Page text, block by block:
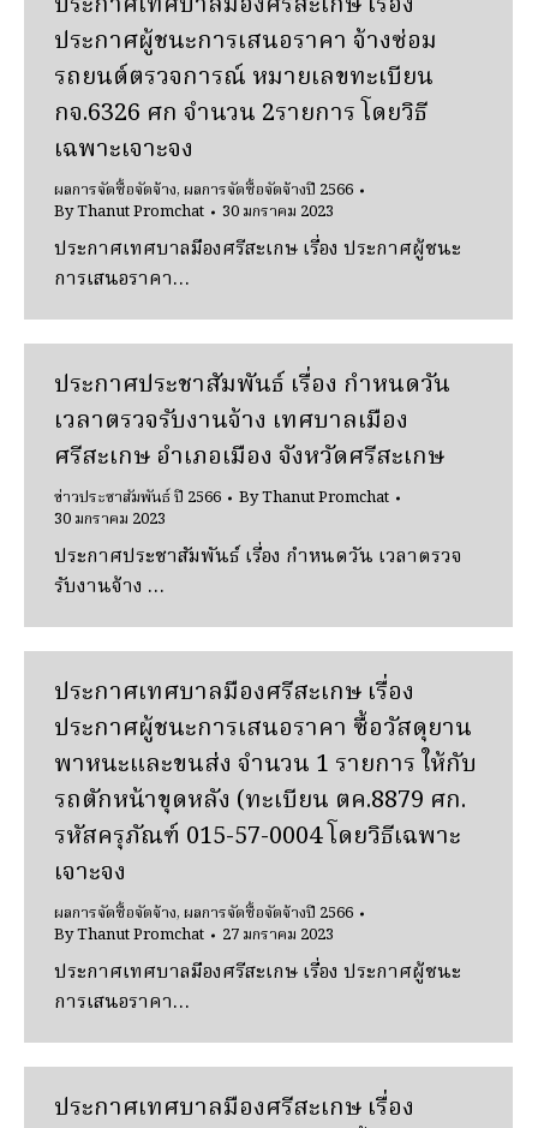
ประกาศผู้ชนะการเสนอราคา จ้างซ่อม
รถยนต์ตรวจการณ์ หมายเลขทะเบียน
กจ.6326 ศก จำนวน 2รายการ โดยวิธี
เฉพาะเจาะจง
ผลการจัดซื้อจัดจ้าง,ผลการจัดซื้อจัดจ้างปี 2566
ByThanut Promchat 30 มกราคม 2023
ประกาศเทศบาลมืองศรีสะเกษ เรื่อง ประกาศผู้ชนะ
การเสนอราคา…
ประกาศประชาสัมพันธ์ เรื่อง กำหนดวัน
เวลาตรวจรับงานจ้าง เทศบาลเมือง
ศรีสะเกษ อำเภอเมือง จังหวัดศรีสะเกษ
ข่าวประชาสัมพันธ์ ปี 2566 ByThanut Promchat
30 มกราคม 2023
ประกาศประชาสัมพันธ์ เรื่อง กำหนดวัน เวลาตรวจ
รับงานจ้าง …
ประกาศเทศบาลมืองศรีสะเกษ เรื่อง
ประกาศผู้ชนะการเสนอราคา ซื้อวัสดุยาน
พาหนะและขนส่ง จำนวน 1 รายการ ให้กับ
รถตักหน้าขุดหลัง (ทะเบียน ตค.8879 ศก.
รหัสครุภัณฑ์ 015-57-0004 โดยวิธีเฉพาะ
เจาะจง
ผลการจัดซื้อจัดจ้าง,ผลการจัดซื้อจัดจ้างปี 2566
ByThanut Promchat 27 มกราคม 2023
ประกาศเทศบาลมืองศรีสะเกษ เรื่อง ประกาศผู้ชนะ
การเสนอราคา…
ประกาศเทศบาลมืองศรีสะเกษ เรื่อง